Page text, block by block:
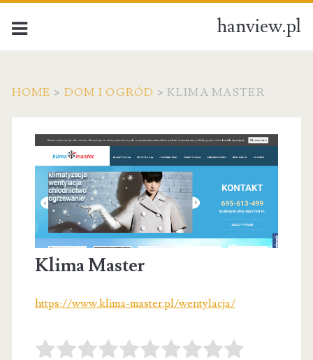
hanview.pl
HOME > DOM I OGRÓD > KLIMA MASTER
Klima Master
https://www.klima-master.pl/wentylacja/